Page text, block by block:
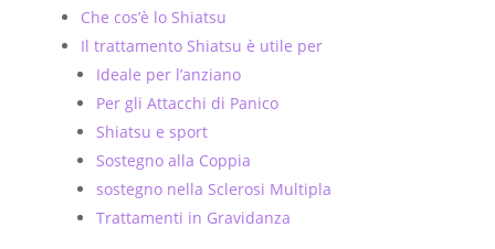
Che cos’è lo Shiatsu
Il trattamento Shiatsu è utile per
Ideale per l’anziano
Per gli Attacchi di Panico
Shiatsu e sport
Sostegno alla Coppia
sostegno nella Sclerosi Multipla
Trattamenti in Gravidanza